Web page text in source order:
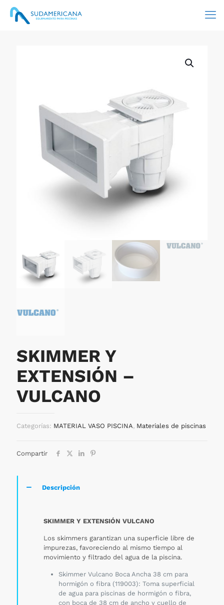
SKIMMER Y
EXTENSIÓN –
VULCANO
Categorías: MATERIAL VASO PISCINA, Materiales de piscinas
Compartir
Descripción
SKIMMER Y EXTENSIÓN VULCANO
Los skimmers garantizan una superficie libre de
impurezas, favoreciendo al mismo tiempo al
movimiento y filtrado del agua de la piscina.
Skimmer Vulcano Boca Ancha 38 cm para
hormigón o fibra (119003): Toma superficial
de agua para piscinas de hormigón o fibra,
con boca de 38 cm de ancho y cuello de